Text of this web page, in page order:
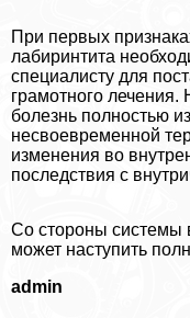
При первых
лабиринтита
специалисту для
грамотного лечения.
болезнь полностью
несвоевременной
изменения во
последствия с
Со стороны системы
может наступить
admin